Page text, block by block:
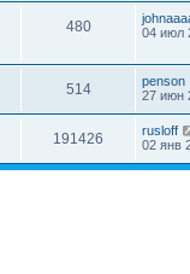
480
04 июл
514
penson
27 июн
191426
rusloff
02 янв